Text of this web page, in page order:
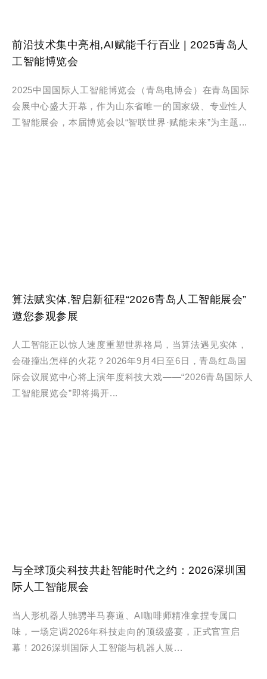
前沿技术集中亮相,AI赋能千行百业 | 2025青岛人
工智能博览会
2025中国国际人工智能博览会（青岛电博会）在青岛国际
会展中心盛大开幕，作为山东省唯一的国家级、专业性人
工智能展会，本届博览会以“智联世界·赋能未来”为主题...
算法赋实体,智启新征程“2026青岛人工智能展会”
邀您参观参展
人工智能正以惊人速度重塑世界格局，当算法遇见实体，
会碰撞出怎样的火花？2026年9月4日至6日，青岛红岛国
际会议展览中心将上演年度科技大戏——“2026青岛国际人
工智能展览会”即将揭开...
与全球顶尖科技共赴智能时代之约：2026深圳国
际人工智能展会
当人形机器人驰骋半马赛道、AI咖啡师精准拿捏专属口
味，一场定调2026年科技走向的顶级盛宴，正式官宣启
幕！2026深圳国际人工智能与机器人展...